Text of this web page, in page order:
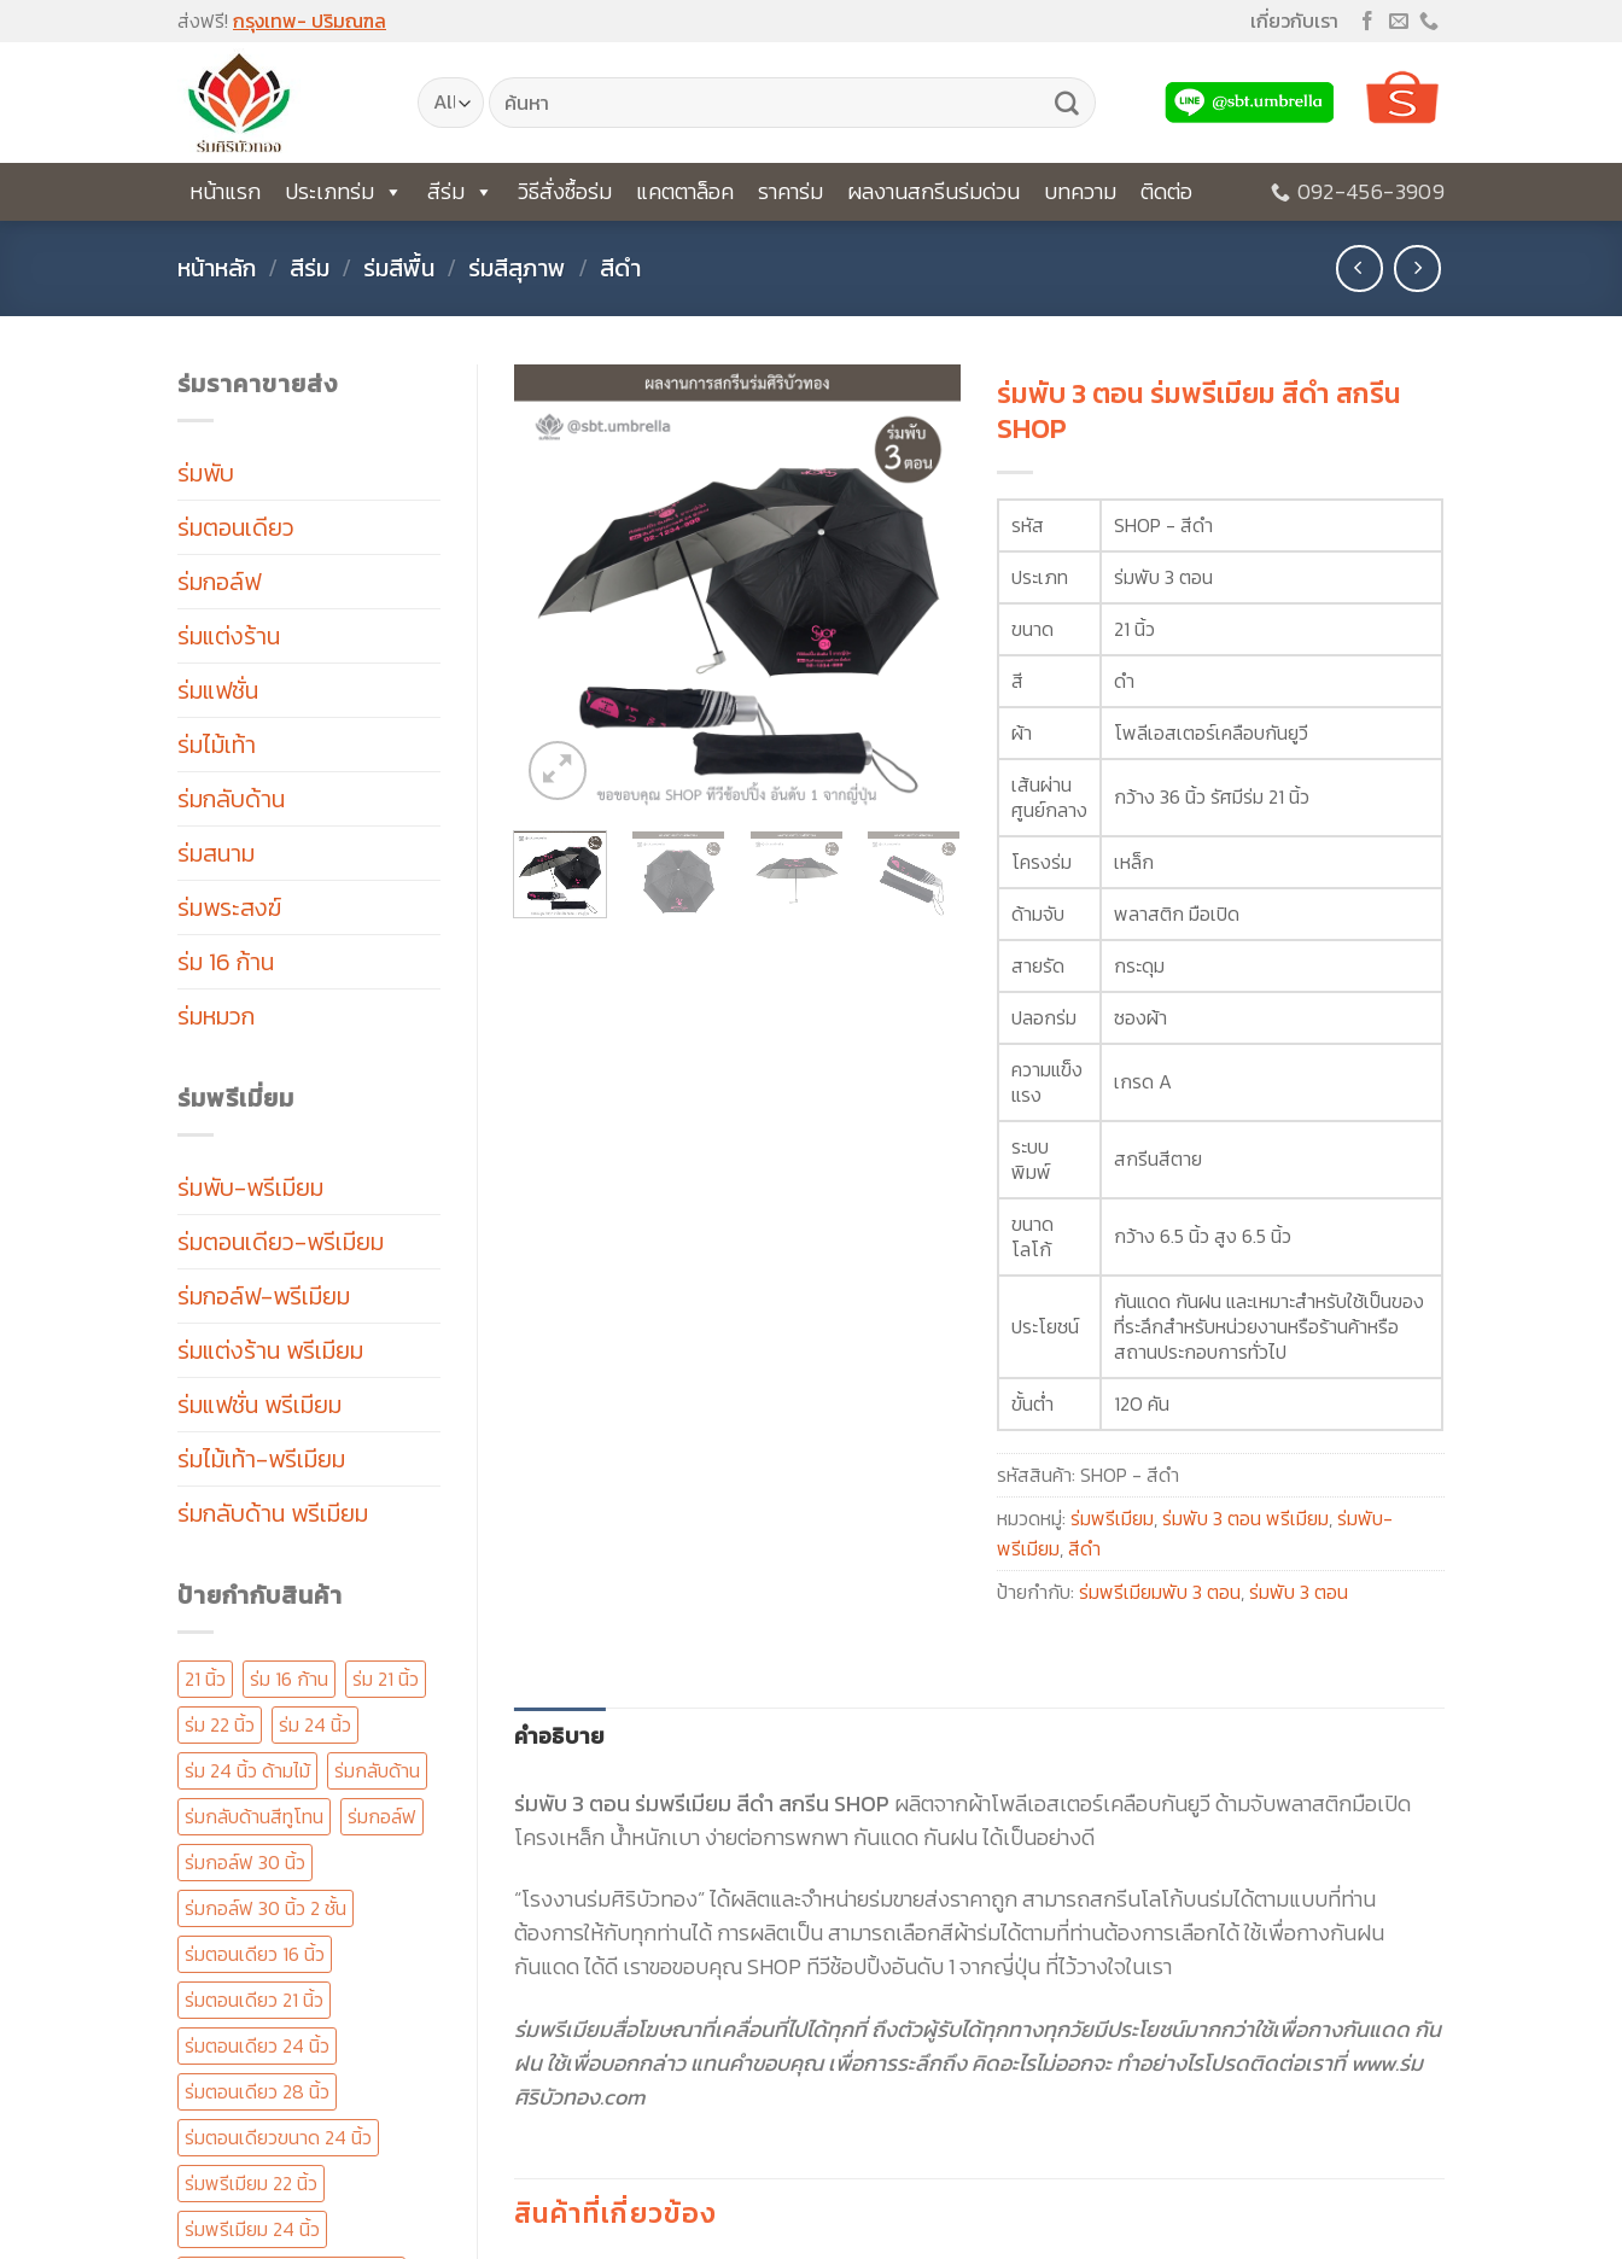
ส่งฟรี! กรุงเทพ- ปริมณฑล เกี่ยวกับเรา
ค้นหา:
หน้าแรก ประเภทร่ม สีร่ม วิธีสั่งซื้อร่ม แคตตาล็อค ราคาร่ม ผลงานสกรีนร่มด่วน บทความ ติดต่อ 092-456-3909
หน้าหลัก / สีร่ม / ร่มสีพื้น / ร่มสีสุภาพ / สีดำ
ร่มราคาขายส่ง
ร่มพับ
ร่มตอนเดียว
ร่มกอล์ฟ
ร่มแต่งร้าน
ร่มแฟชั่น
ร่มไม้เท้า
ร่มกลับด้าน
ร่มสนาม
ร่มพระสงฆ์
ร่ม 16 ก้าน
ร่มหมวก
ร่มพรีเมี่ยม
ร่มพับ-พรีเมียม
ร่มตอนเดียว-พรีเมียม
ร่มกอล์ฟ-พรีเมียม
ร่มแต่งร้าน พรีเมียม
ร่มแฟชั่น พรีเมียม
ร่มไม้เท้า-พรีเมียม
ร่มกลับด้าน พรีเมียม
ป้ายกำกับสินค้า
21 นิ้ว ร่ม 16 ก้าน
ร่ม 21 นิ้ว
ร่ม 22 นิ้ว
ร่ม 24 นิ้ว
ร่ม 24 นิ้ว ด้ามไม้
ร่มกลับด้าน
ร่มกลับด้านสีทูโทน
ร่มกอล์ฟ
ร่มกอล์ฟ 30 นิ้ว
ร่มกอล์ฟ 30 นิ้ว 2 ชั้น
ร่มตอนเดียว 16 นิ้ว
ร่มตอนเดียว 21 นิ้ว
ร่มตอนเดียว 24 นิ้ว
ร่มตอนเดียว 28 นิ้ว
ร่มตอนเดียวขนาด 24 นิ้ว
ร่มพรีเมียม 22 นิ้ว
ร่มพรีเมียม 24 นิ้ว
ร่มพับ 3 ตอน ร่มพรีเมียม สีดำ สกรีน
SHOP
รหัส
SHOP - สีดำ
ประเภท
ร่มพับ 3 ตอน
ขนาด
21 นิ้ว
สี
ดำ
ผ้า
โพลีเอสเตอร์เคลือบกันยูวี
เส้นผ่าน
ศูนย์กลาง
กว้าง 36 นิ้ว รัศมีร่ม 21 นิ้ว
โครงร่ม
เหล็ก
ด้ามจับ
พลาสติก มือเปิด
สายรัด
กระดุม
ปลอกร่ม
ซองผ้า
ความแข็ง
แรง
เกรด A
ระบบ
พิมพ์
สกรีนสีตาย
ขนาด
โลโก้
กว้าง 6.5 นิ้ว สูง 6.5 นิ้ว
ประโยชน์
กันแดด กันฝน และเหมาะสำหรับใช้เป็นของ
ที่ระลึกสำหรับหน่วยงานหรือร้านค้าหรือ
สถานประกอบการทั่วไป
ขั้นต่ำ
120 คัน
รหัสสินค้า: SHOP - สีดำ
หมวดหมู่:ร่มพรีเมียม,ร่มพับ 3 ตอน พรีเมียม,ร่มพับ-
พรีเมียม,สีดำ
ป้ายกำกับ:ร่มพรีเมียมพับ 3 ตอน,ร่มพับ 3 ตอน
คำอธิบาย
ร่มพับ 3 ตอน ร่มพรีเมียม สีดำ สกรีน SHOP ผลิตจากผ้าโพลีเอสเตอร์เคลือบกันยูวี ด้ามจับพลาสติกมือเปิด
โครงเหล็ก น้ำหนักเบา ง่ายต่อการพกพา กันแดด กันฝน ได้เป็นอย่างดี
“โรงงานร่มศิริบัวทอง” ได้ผลิตและจำหน่ายร่มขายส่งราคาถูก สามารถสกรีนโลโก้บนร่มได้ตามแบบที่ท่าน
ต้องการให้กับทุกท่านได้ การผลิตเป็น สามารถเลือกสีผ้าร่มได้ตามที่ท่านต้องการเลือกได้ ใช้เพื่อกางกันฝน
กันแดด ได้ดี เราขอขอบคุณ SHOP ทีวีช้อปปิ้งอันดับ 1 จากญี่ปุ่น ที่ไว้วางใจในเรา
ร่มพรีเมียมสื่อโฆษณาที่เคลื่อนที่ไปได้ทุกที่ ถึงตัวผู้รับได้ทุกทางทุกวัยมีประโยชน์มากกว่าใช้เพื่อกางกันแดด กัน
ฝน ใช้เพื่อบอกกล่าว แทนคำขอบคุณ เพื่อการระลึกถึง คิดอะไรไม่ออกจะ ทำอย่างไรโปรดติดต่อเราที่ www.ร่ม
ศิริบัวทอง.com
สินค้าที่เกี่ยวข้อง